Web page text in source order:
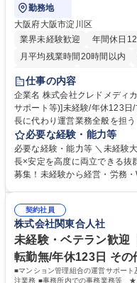
勤務地
大阪府大阪市淀川区
業界未経験歓迎
年間休日
月平均残業時間20時間以内
住宅手当あり
交通費支給
駅近5分以内
仕事の内容
企業名 株式会社クレドメディカル 求人名 [新大阪/院長代行事務(
サポート等)]未経験/年休123日/フレックス制 仕事
長に代わり運営業務全般を担
や経費処理、採用・HP管理な
寧な実務対応で現場を支え、専門スキ
援のコンサルタントと連携し
担当します。 ＼具体的には／
です。基本は社内勤務でクリニッ
[新大阪/院長代行事務(人事労
制
必要な経験・能力等
必要な経験・能力等 ＼未経験大
長×安定を高度に両立できる抜
募集！未経験から経営・労務
すさも抜群。転勤なしの新大
据えて長期的キャリアを構築できます。 学歴・資格 学歴
学力： 資格：
契約社員
株式会社関東合人社
未経験・ベテラン歓迎
転勤無/年休123日 そ
■マンション管理組合の運営サポー
注業務 ■事務所内での事務業務等 ★